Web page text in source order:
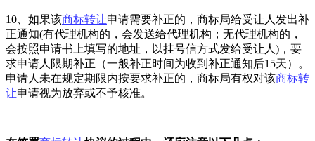
10、如果该商标转让申请需要补正的，商标局给受让人发出补
正通知(有代理机构的，会发送给代理机构；无代理机构的，
会按照申请书上填写的地址，以挂号信方式发给受让人)，要
求申请人限期补正（一般补正时间为收到补正通知后15天）。
申请人未在规定期限内按要求补正的，商标局有权对该商标转
让申请视为放弃或不予核准。